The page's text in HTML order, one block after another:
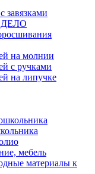
завязками
ДЕЛО
на молнии
с ручками
на липучке
мебель
материалы к